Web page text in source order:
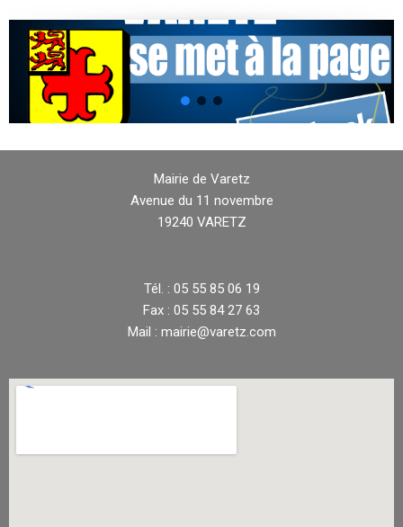
Mairie de Varetz
Avenue du 11 novembre
19240 VARETZ
Tél. : 05 55 85 06 19
Fax : 05 55 84 27 63
Mail : mairie@varetz.com